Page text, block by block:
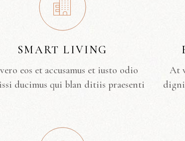
SMART LIVING
eos et accusamus et iusto odio
ducimus qui blan ditiis praesenti
At